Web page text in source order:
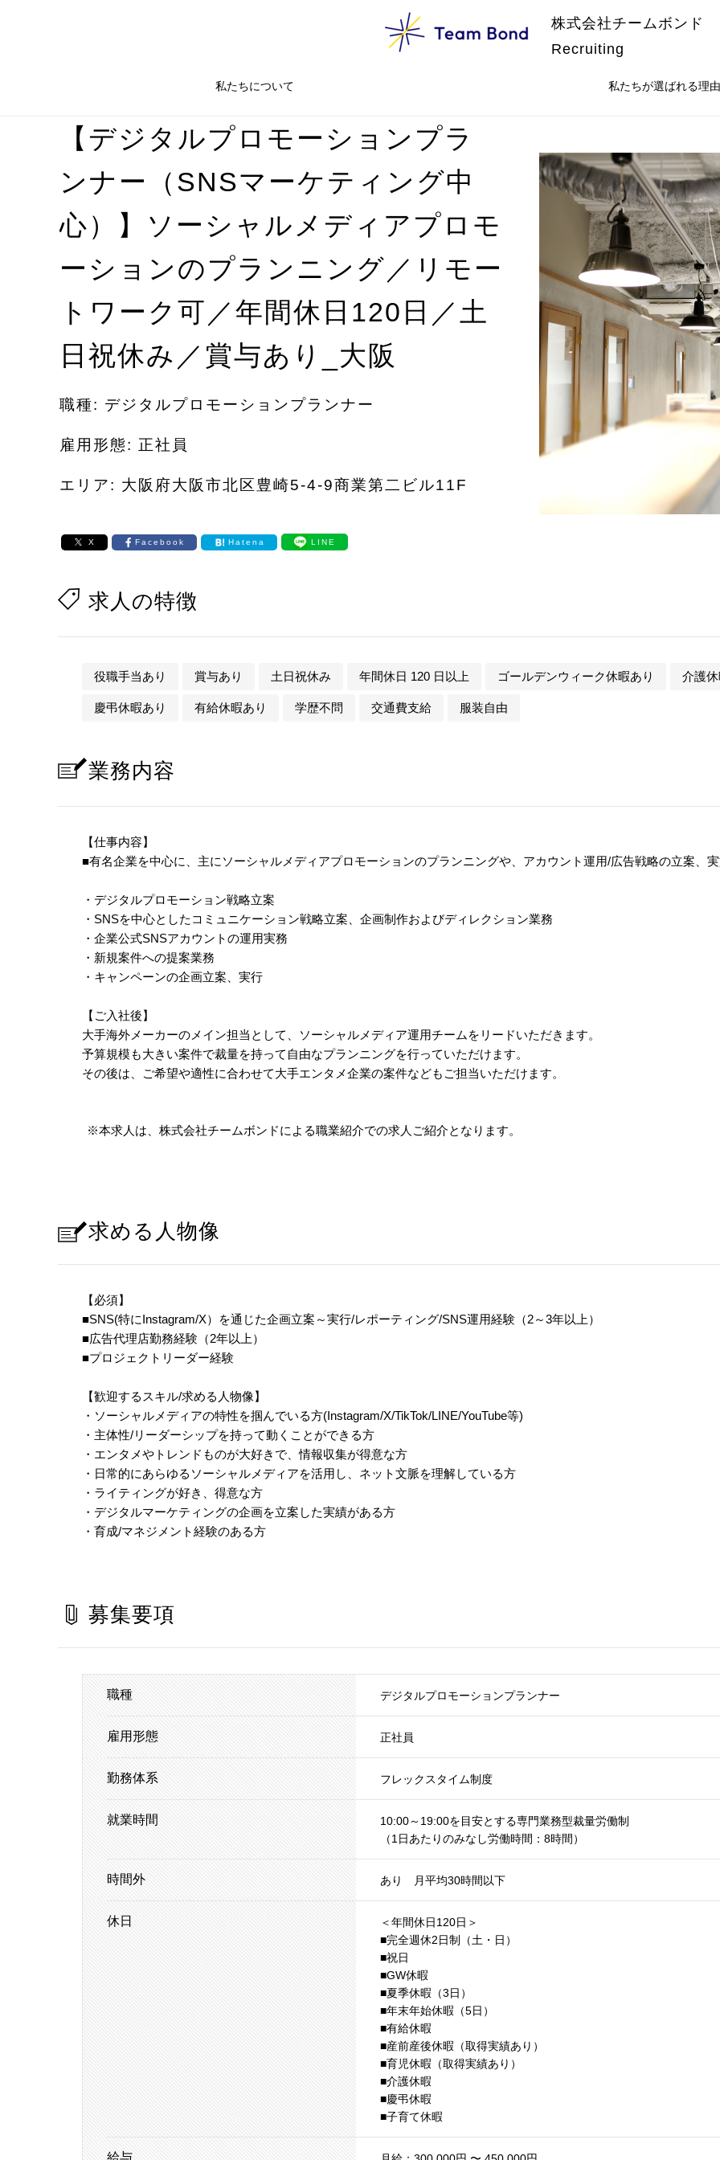
株式会社チームボンド
Recruiting
私たちについて 私たちが選ばれる理由
【デジタルプロモーションプラ
ンナー（SNSマーケティング中
心）】ソーシャルメディアプロモ
ーションのプランニング／リモー
トワーク可／年間休日120日／土
日祝休み／賞与あり_大阪
職種: デジタルプロモーションプランナー
雇用形態: 正社員
エリア: 大阪府大阪市北区豊崎5-4-9商業第二ビル11F
X Facebook Hatena LINE
求人の特徴
役職手当あり 賞与あり 土日祝休み 年間休日 120 日以上 ゴールデンウィーク休暇あり 介護休
慶弔休暇あり 有給休暇あり 学歴不問 交通費支給 服装自由
業務内容
【仕事内容】
■有名企業を中心に、主にソーシャルメディアプロモーションのプランニングや、アカウント運用/広告戦略の立案、実
・デジタルプロモーション戦略立案
・SNSを中心としたコミュニケーション戦略立案、企画制作およびディレクション業務
・企業公式SNSアカウントの運用実務
・新規案件への提案業務
・キャンペーンの企画立案、実行
【ご入社後】
大手海外メーカーのメイン担当として、ソーシャルメディア運用チームをリードいただきます。
予算規模も大きい案件で裁量を持って自由なプランニングを行っていただけます。
その後は、ご希望や適性に合わせて大手エンタメ企業の案件などもご担当いただけます。
※本求人は、株式会社チームボンドによる職業紹介での求人ご紹介となります。
求める人物像
【必須】
■SNS(特にInstagram/X）を通じた企画立案～実行/レポーティング/SNS運用経験（2～3年以上）
■広告代理店勤務経験（2年以上）
■プロジェクトリーダー経験
【歓迎するスキル/求める人物像】
・ソーシャルメディアの特性を掴んでいる方(Instagram/X/TikTok/LINE/YouTube等)
・主体性/リーダーシップを持って動くことができる方
・エンタメやトレンドものが大好きで、情報収集が得意な方
・日常的にあらゆるソーシャルメディアを活用し、ネット文脈を理解している方
・ライティングが好き、得意な方
・デジタルマーケティングの企画を立案した実績がある方
・育成/マネジメント経験のある方
募集要項
職種 デジタルプロモーションプランナー
雇用形態 正社員
勤務体系 フレックスタイム制度
就業時間
10:00～19:00を目安とする専門業務型裁量労働制
（1日あたりのみなし労働時間：8時間）
時間外 あり 月平均30時間以下
休日
＜年間休日120日＞
■完全週休2日制（土・日）
■祝日
■GW休暇
■夏季休暇（3日）
■年末年始休暇（5日）
■有給休暇
■産前産後休暇（取得実績あり）
■育児休暇（取得実績あり）
■介護休暇
■慶弔休暇
■子育て休暇
給与